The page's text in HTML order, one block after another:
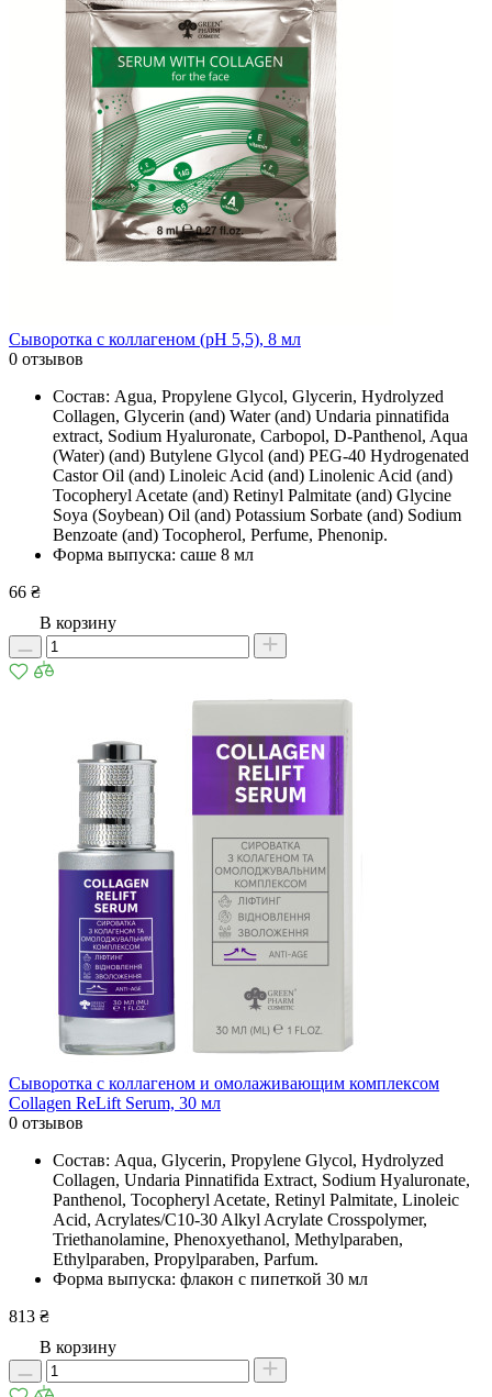
Сыворотка с коллагеном (рН 5,5), 8 мл
0 отзывов
Состав: Agua, Propylene Glycol, Glycerin, Hydrolyzed
Сollagen, Glycerin (and) Water (and) Undaria pinnatifida
extract, Sodium Hyaluronate, Carbopol, D-Panthenol, Aqua
(Water) (and) Butylene Glycol (and) PEG-40 Hydrogenated
Castor Oil (and) Linoleic Acid (and) Linolenic Acid (and)
Tocopheryl Acetate (and) Retinyl Palmitate (and) Glycine
Soya (Soybean) Oil (and) Potassium Sorbate (and) Sodium
Benzoate (and) Tocopherol, Рerfume, Phenonip.
Форма выпуска: саше 8 мл
66 ₴
В корзину
Сыворотка с коллагеном и омолаживающим комплексом
Collagen ReLift Serum, 30 мл
0 отзывов
Состав: Aqua, Glycerin, Propylene Glycol, Hydrolyzed
Collagen, Undaria Pinnatifida Extract, Sodium Hyaluronate,
Panthenol, Tocopheryl Acetate, Retinyl Palmitate, Linoleic
Acid, Acrylates/C10-30 Alkyl Acrylate Crosspolymer,
Triethanolamine, Phenoxyethanol, Methylparaben,
Ethylparaben, Propylparaben, Parfum.
Форма выпуска: флакон с пипеткой 30 мл
813 ₴
В корзину